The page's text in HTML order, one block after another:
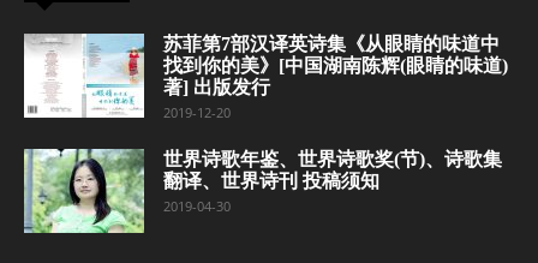
苏菲第7部汉译英诗集《从眼睛的味道中
找到你的美》[中国湖南陈辉(眼睛的味道)
著] 出版发行
2019-12-20
世界诗歌年鉴、世界诗歌奖(节)、诗歌集
翻译、世界诗刊 投稿须知
2019-04-30